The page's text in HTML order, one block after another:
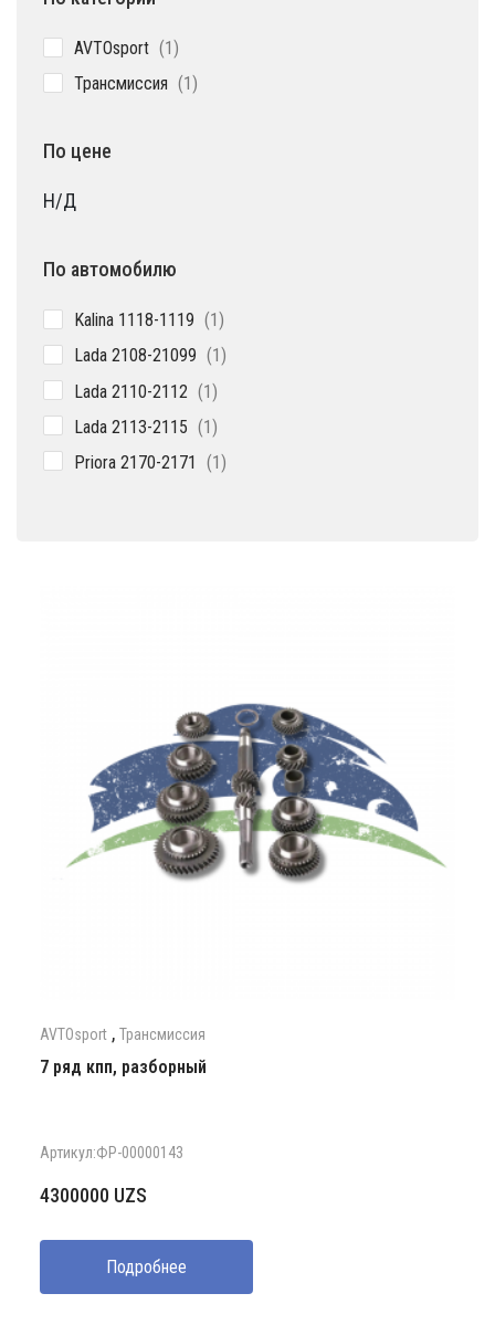
AVTOsport 11
Трансмиссия 1 1
По цене
Н/Д
По автомобилю
Kalina 1118-1119 1 1
Lada 2108-21099 1 1
Lada 2110-2112 11
Lada 2113-2115 11
Priora 2170-2171 11
AVTOsport , Трансмиссия
7 ряд кпп, разборный
Артикул:ФР-00000143
4300000 UZS
Подробнее